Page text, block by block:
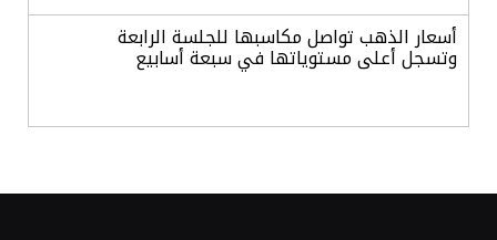
أسعار الذهب تواصل مكاسبها للجلسة الرابعة
وتسجل أعلى مستوياتها في سبعة أسابيع